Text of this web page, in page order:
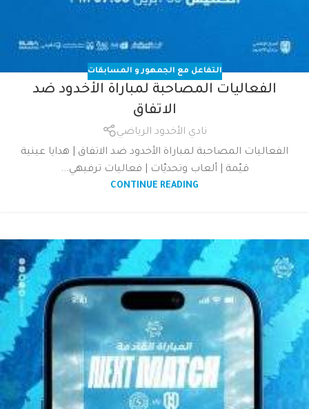
التفاعل مع الجمهور و المسابقات
الفعاليات المصاحبة لمباراة الأخدود ضد
الاتفاق
نادي الأخدود الرياضي
الفعاليات المصاحبة لمباراة الأخدود ضد الاتفاق | هدايا عينية
قيّمة | ألعاب وتحديّات | فعاليات ترفيهي...
CONTINUE READING